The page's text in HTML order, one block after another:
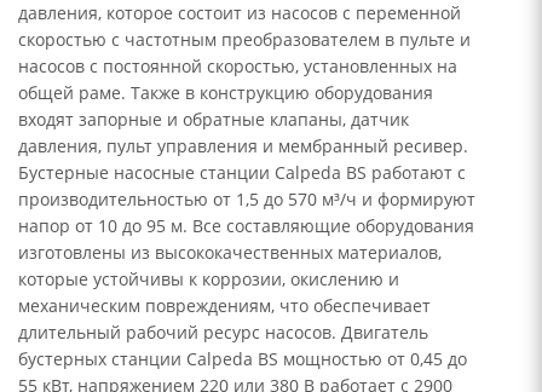
давления, которое состоит из насосов с переменной
скоростью с частотным преобразователем в пульте и
насосов с постоянной скоростью, установленных на
общей раме. Также в конструкцию оборудования
входят запорные и обратные клапаны, датчик
давления, пульт управления и мембранный ресивер.
Бустерные насосные станции Calpeda BS работают с
производительностью от 1,5 до 570 м³/ч и формируют
напор от 10 до 95 м. Все составляющие оборудования
изготовлены из высококачественных материалов,
которые устойчивы к коррозии, окислению и
механическим повреждениям, что обеспечивает
длительный рабочий ресурс насосов. Двигатель
бустерных станции Calpeda BS мощностью от 0,45 до
55 кВт, напряжением 220 или 380 В работает с 2900